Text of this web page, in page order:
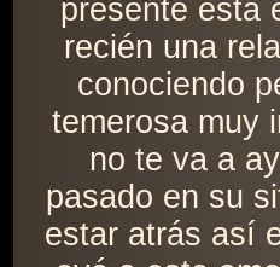
presente está
recién una
conociendo
temerosa muy
no te va a
pasado en su
estar atrás así